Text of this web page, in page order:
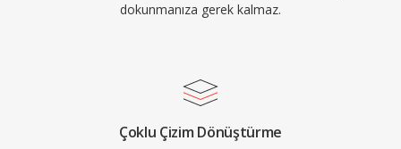
dokunmanıza gerek kalmaz.
Çoklu Çizim Dönüştürme